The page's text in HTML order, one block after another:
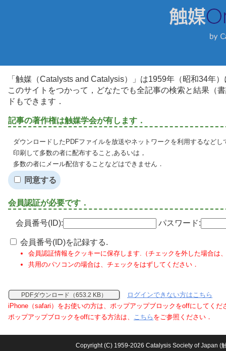
「触媒（Catalysts and Catalysis）」は1959年（昭和34年
このサイトをつかって，どなたでも全記事の検索と結果（
ドもできます．
記事の著作権は触媒学会が有します．
ダウンロードしたPDFファイルを放送やネットワークを利用するなど
印刷して多数の者に配布すること,あるいは，
多数の者にメール配信することなどはできません．
同意する
会員認証が必要です．
会員番号(ID): パスワード:
会員番号(ID)を記録する.
会員認証情報をクッキーに保存します.（チェックを外した場合は
共用のパソコンの場合は、チェックをはずしてください．
PDFダウンロード（653.2 KB）
ログインできない方はこちら
iPhone（safari）をお使いの方は、ポップアップブロックをoffにしてくだ
ポップアップブロックをoffにする方法は、 こちら をご参照ください．
Copyright (C) 1959-2026 Catalysis Society of Japan (